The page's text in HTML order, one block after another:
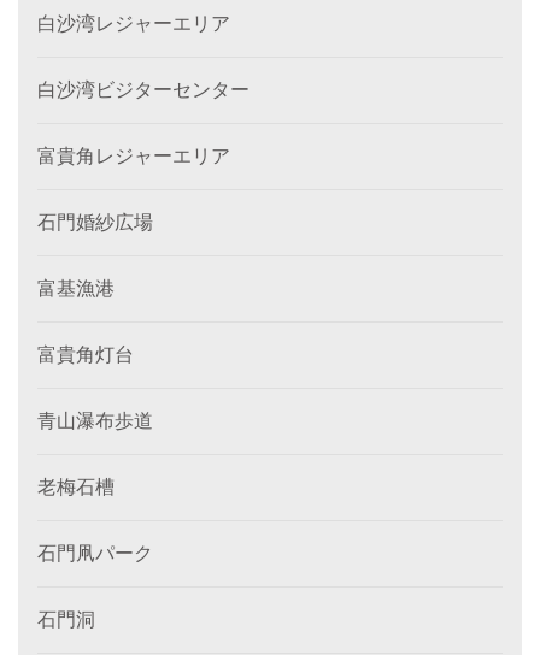
白沙湾レジャーエリア
白沙湾ビジターセンター
富貴角レジャーエリア
石門婚紗広場
富基漁港
富貴角灯台
青山瀑布歩道
老梅石槽
石門凧パーク
石門洞